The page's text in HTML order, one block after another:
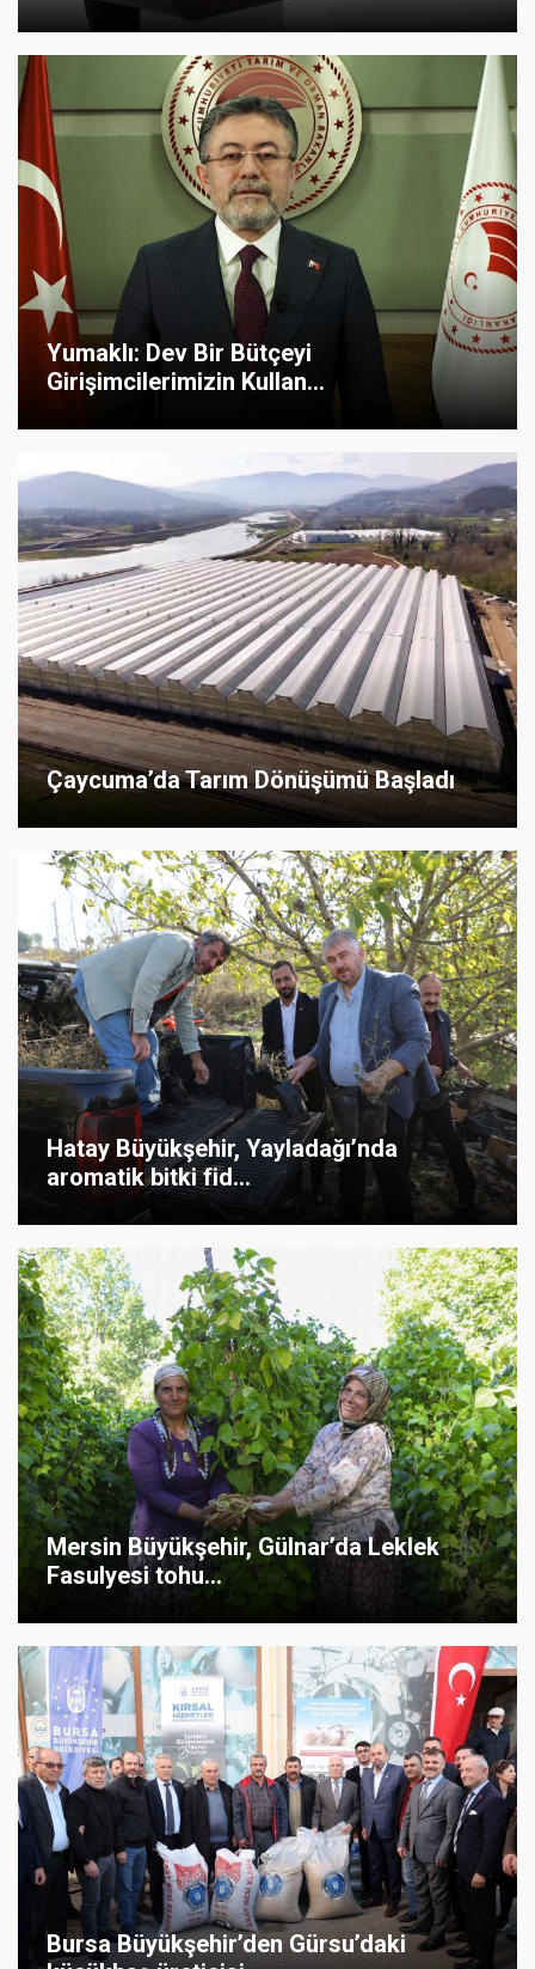
Yumaklı: Dev Bir Bütçeyi
Girişimcilerimizin Kullan...
Çaycuma’da Tarım Dönüşümü Başladı
Hatay Büyükşehir, Yayladağı’nda
aromatik bitki fid...
Mersin Büyükşehir, Gülnar’da Leklek
Fasulyesi tohu...
Bursa Büyükşehir’den Gürsu’daki